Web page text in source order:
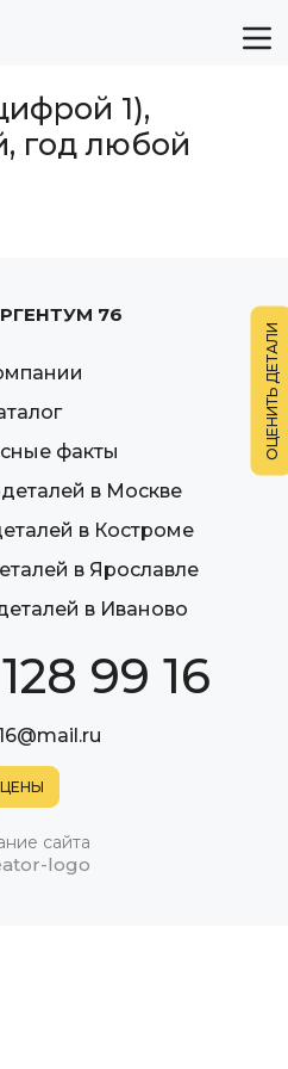
1),
год любой
76
факты
в Москве
в Костроме
в Ярославле
в Иваново
99 16
сайта